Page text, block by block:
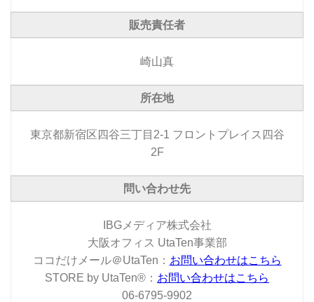
販売責任者
崎山真
所在地
東京都新宿区四谷三丁目2-1 フロントプレイス四谷
2F
問い合わせ先
IBGメディア株式会社
大阪オフィス UtaTen事業部
ココだけメール＠UtaTen： お問い合わせはこちら
STORE by UtaTen®： お問い合わせはこちら
06-6795-9902